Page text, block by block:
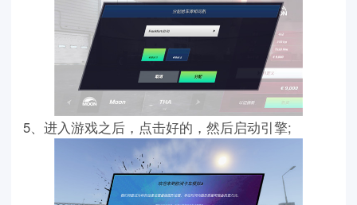
5、进入游戏之后，点击好的，然后启动引擎;